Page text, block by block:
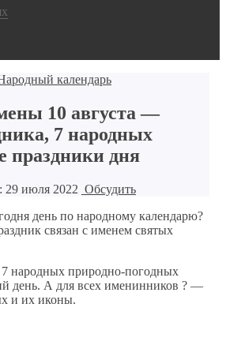
календарь
10 августа —
7 народных
праздники дня
29 июля 2022 Обсудить
день по народному календарю?
связан с именем святых
природно-погодных
день. А для всех именинников ? —
и их иконы.